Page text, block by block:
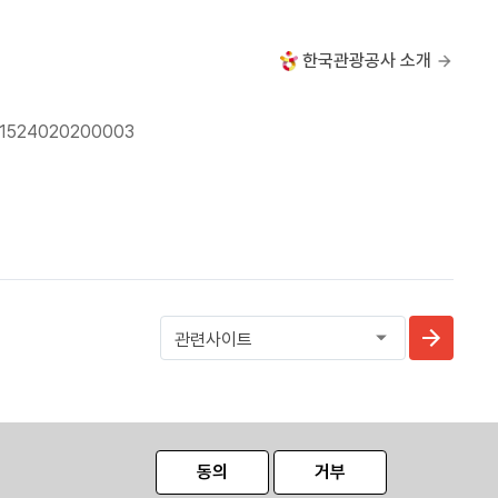
한국관광공사 소개
동의 거부